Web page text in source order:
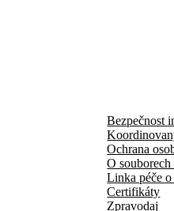
Bezpečnost
Ochrana
O
Linka péče
Certifikáty
Zpravodaj